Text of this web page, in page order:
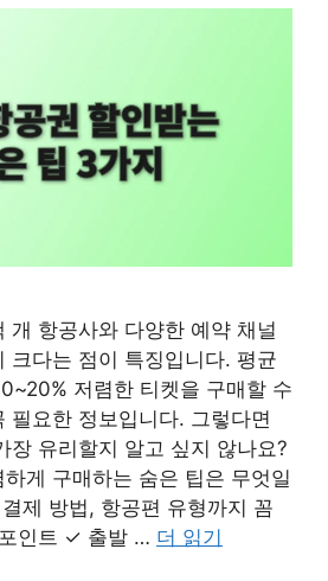
개 항공사와 다양한 예약 채널
크다는 점이 특징입니다. 평균
저렴한 티켓을 구매할 수
필요한 정보입니다. 그렇다면
장 유리할지 알고 싶지 않나요?
게 구매하는 숨은 팁은 무엇일
제 방법, 항공편 유형까지 꼼
인트 ✓ 출발 … 더 읽기